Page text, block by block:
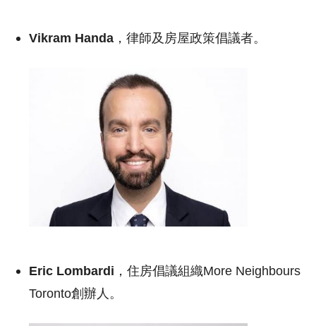
Vikram Handa ，律師及房屋政策倡議者。
Eric Lombardi ，住房倡議組織More Neighbours
Toronto創辦人。